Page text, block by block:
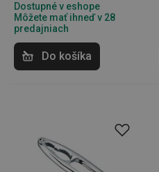
Dostupné v eshope
Môžete mať ihneď v 28
predajniach
Do košíka